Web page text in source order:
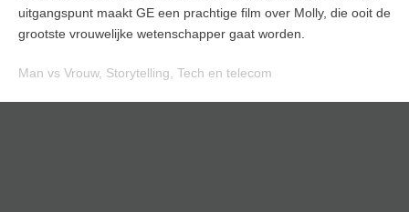
uitgangspunt maakt GE een prachtige film over Molly, die ooit de
grootste vrouwelijke wetenschapper gaat worden.
Man vs Vrouw, Storytelling Tech en telecom